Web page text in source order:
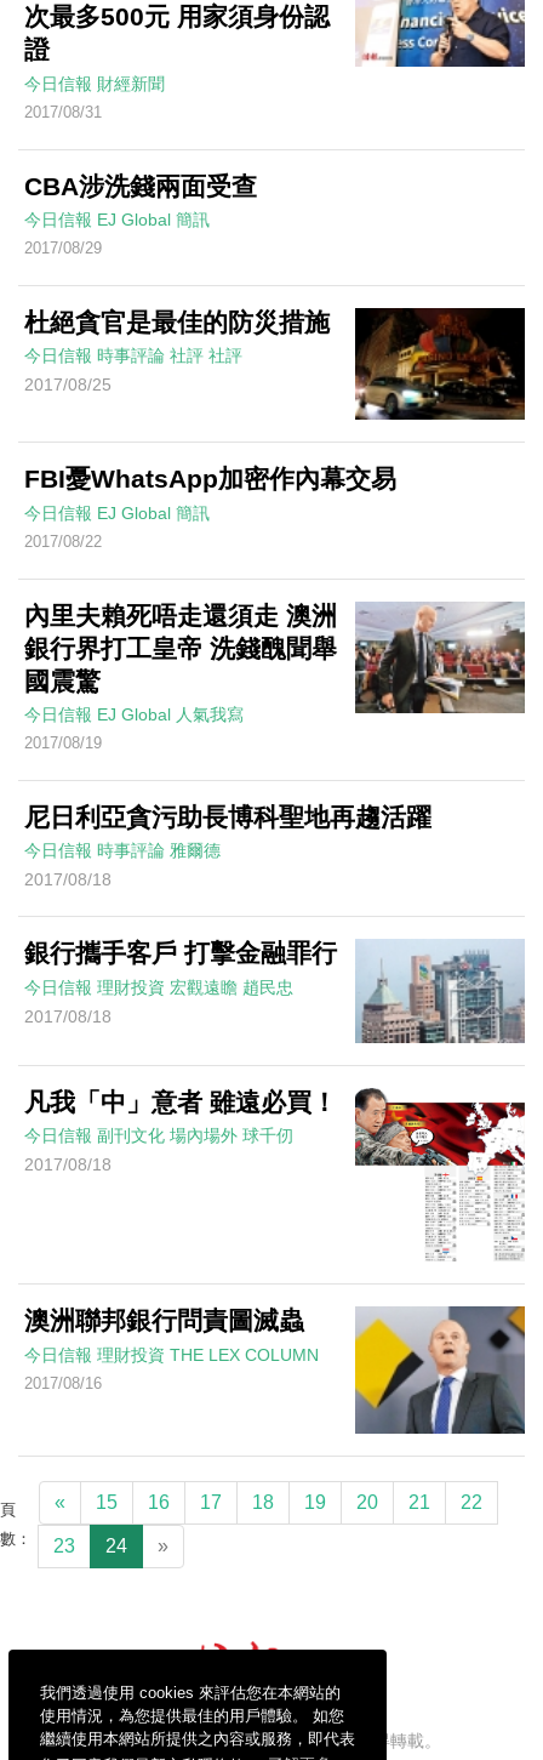
我們透過使用 cookies 來評估您在本網站的
使用情況，為您提供最佳的用戶體驗。 如您
繼續使用本網站所提供之內容或服務，即代表
次最多500元 用家須身份認
證
今日信報 財經新聞
2017/08/31
CBA涉洗錢兩面受查
今日信報 EJ Global 簡訊
2017/08/29
杜絕貪官是最佳的防災措施
今日信報 時事評論 社評 社評
2017/08/25
FBI憂WhatsApp加密作內幕交易
今日信報 EJ Global 簡訊
2017/08/22
內里夫賴死唔走還須走 澳洲
銀行界打工皇帝 洗錢醜聞舉
國震驚
今日信報 EJ Global 人氣我寫
2017/08/19
尼日利亞貪污助長博科聖地再趨活躍
今日信報 時事評論 雅爾德
2017/08/18
銀行攜手客戶 打擊金融罪行
今日信報 理財投資 宏觀遠瞻 趙民忠
2017/08/18
凡我「中」意者 雖遠必買！
今日信報 副刊文化 場內場外 球千仞
2017/08/18
澳洲聯邦銀行問責圖滅蟲
今日信報 理財投資 THE LEX COLUMN
2017/08/16
頁
數：
« 15 16 17 18 19 20 21 22
23 24 »
信報財經新聞有限公司版權所有，不得轉載。